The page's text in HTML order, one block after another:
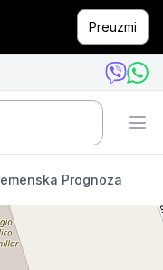
Preuzmi
Prognoza